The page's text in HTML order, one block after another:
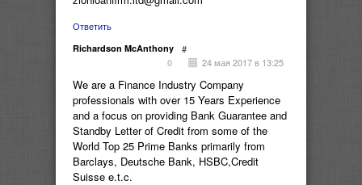
Ответить
Richardson McAnthony
#
24 мая 2017 в 13:25
0
We are a Finance Industry Company
professionals with over 15 Years Experience
and a focus on providing Bank Guarantee and
Standby Letter of Credit from some of the
World Top 25 Prime Banks primarily from
Barclays, Deutsche Bank, HSBC,Credit
Suisse e.t.c.